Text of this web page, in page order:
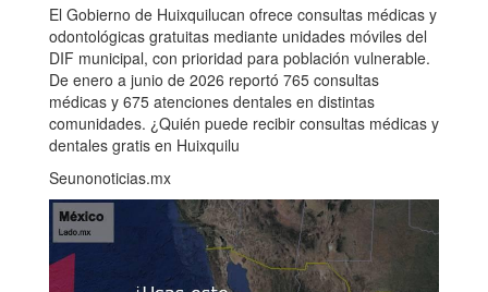
El Gobierno de Huixquilucan ofrece consultas médicas y
odontológicas gratuitas mediante unidades móviles del
DIF municipal, con prioridad para población vulnerable.
De enero a junio de 2026 reportó 765 consultas
médicas y 675 atenciones dentales en distintas
comunidades. ¿Quién puede recibir consultas médicas y
dentales gratis en Huixquilu
Seunonoticias.mx